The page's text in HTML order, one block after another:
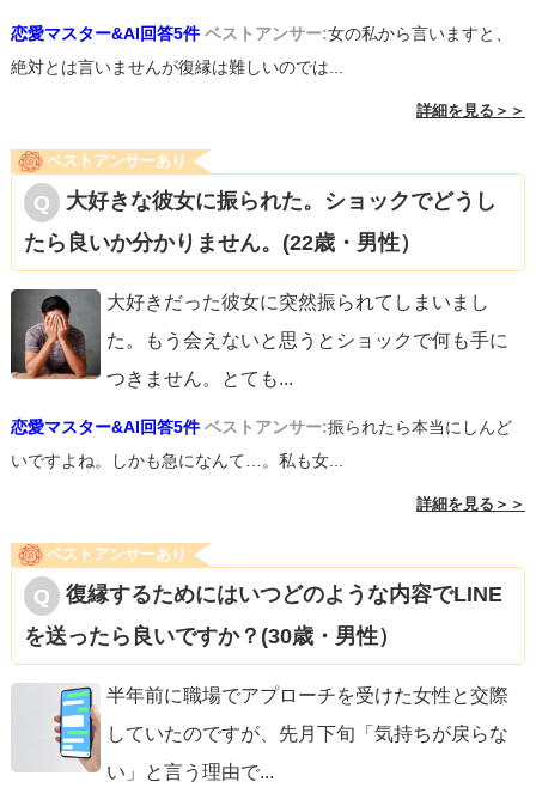
恋愛マスター&AI回答5件 ベストアンサー:女の私から言いますと、
絶対とは言いませんが復縁は難しいのでは...
詳細を見る＞＞
ベストアンサーあり
大好きな彼女に振られた。ショックでどうし
たら良いか分かりません。(22歳・男性）
大好きだった彼女に突然振られてしまいまし
た。もう会えないと思うとショックで何も手に
つきません。とても...
恋愛マスター&AI回答5件 ベストアンサー:振られたら本当にしんど
いですよね。しかも急になんて…。私も女...
詳細を見る＞＞
ベストアンサーあり
復縁するためにはいつどのような内容でLINE
を送ったら良いですか？(30歳・男性）
半年前に職場でアプローチを受けた女性と交際
していたのですが、先月下旬「気持ちが戻らな
い」と言う理由で...